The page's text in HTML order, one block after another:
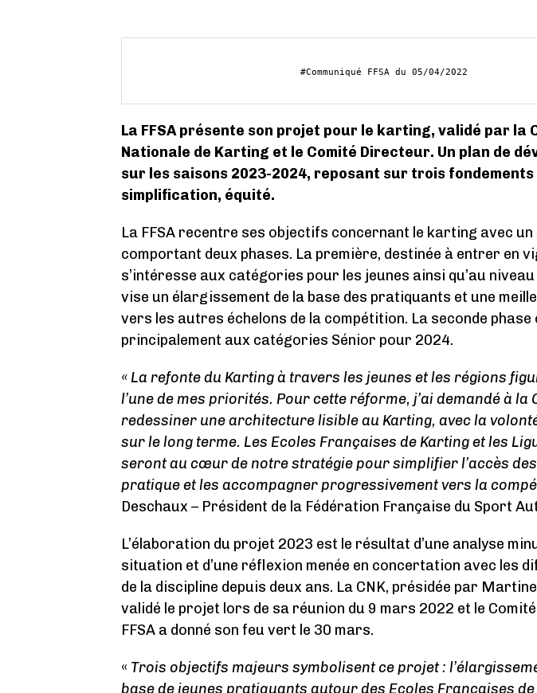
La FFSA présente son projet pour le karting, validé par la
Nationale de Karting et le Comité Directeur. Un plan de
sur les saisons 2023-2024, reposant sur trois
simplification, équité.
La FFSA recentre ses objectifs concernant le karting avec
comportant deux phases. La première, destinée à entrer en
s’intéresse aux catégories pour les jeunes ainsi qu’au
vise un élargissement de la base des pratiquants et une
vers les autres échelons de la compétition. La seconde phase
principalement aux catégories Sénior pour 2024.
« La refonte du Karting à travers les jeunes et les régions
l’une de mes priorités. Pour cette réforme, j’ai demandé à la
redessiner une architecture lisible au Karting, avec la
sur le long terme. Les Ecoles Françaises de Karting et les
seront au cœur de notre stratégie pour simplifier l’accès
pratique et les accompagner progressivement vers la
Deschaux – Président de la Fédération Française du Sport
L’élaboration du projet 2023 est le résultat d’une analyse
situation et d’une réflexion menée en concertation avec les
de la discipline depuis deux ans. La CNK, présidée par
validé le projet lors de sa réunion du 9 mars 2022 et le
FFSA a donné son feu vert le 30 mars.
« Trois objectifs majeurs symbolisent ce projet :
base de jeunes pratiquants autour des Ecoles Françaises de